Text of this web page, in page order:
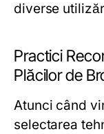
diverse
Practici
Plăcilor de
Atunci când
selectarea